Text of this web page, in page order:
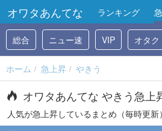
オワタあんてな ランキング
総合 ニュー速 VIP オタク
ホーム 急上昇 やきう
オワタあんてな やきう急上
人気が急上昇しているまとめ（毎時更新）